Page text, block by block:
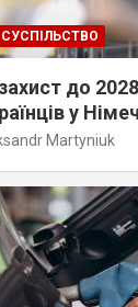
СУСПІЛЬСТВО
до
у
Martyniuk